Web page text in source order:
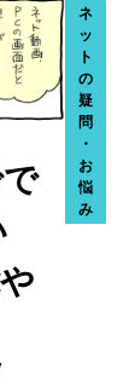
ネ
ッ
ト
の
疑
問
・
お
悩
み